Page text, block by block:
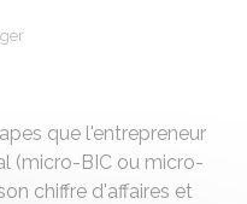
que l'entrepreneur
(micro-BIC ou micro-
chiffre d'affaires et